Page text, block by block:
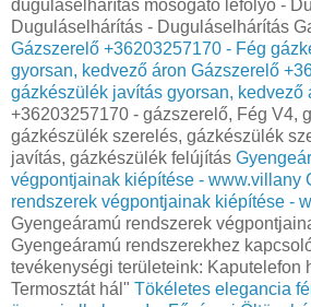
duguláselhárítás mosogató lefolyó -
Duguláselhárítás - Duguláselhárítás
Gázszerelő +36203257170 - Fég
gyorsan, kedvező áron Gázszerelő
gázkészülék javítás gyorsan, kedvező
+36203257170 - gázszerelő, Fég V4,
gázkészülék szerelés, gázkészülék
javítás, gázkészülék felújítás
végpontjainak kiépítése - www.villany
rendszerek végpontjainak kiépítése -
Gyengeáramú rendszerek
Gyengeáramú rendszerekhez
tevékenységi területeink: Kaputelefon
Termosztát hál" Tökéletes elegancia